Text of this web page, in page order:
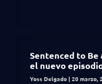
Sentenced to Be
el nuevo
Yoss Delgado 20 marzo,